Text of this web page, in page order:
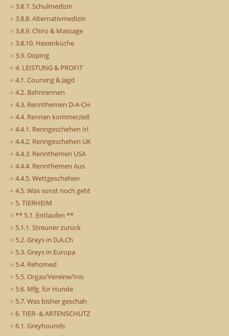
3.8.7. Schulmedizin
3.8.8. Alternativmedizin
3.8.9. Chiro & Massage
3.8.10. Hexenküche
3.9. Doping
4. LEISTUNG & PROFIT
4.1. Coursing & Jagd
4.2. Bahnrennen
4.3. Rennthemen D-A-CH
4.4. Rennen kommerziell
4.4.1. Renngeschehen Irl
4.4.2. Renngeschehen UK
4.4.3. Rennthemen USA
4.4.4. Rennthemen Aus
4.4.5. Wettgeschehen
4.5. Was sonst noch geht
5. TIERHEIM
** 5.1. Entlaufen **
5.1.1. Streuner zurück
5.2. Greys in D,A,Ch
5.3. Greys in Europa
5.4. Rehomed
5.5. Orgas/Vereine/Inis
5.6. Mfg. für Hunde
5.7. Was bisher geschah
6. TIER- & ARTENSCHUTZ
6.1. Greyhounds